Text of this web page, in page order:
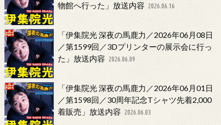
物館へ行った」放送内容 2026.06.16
「伊集院光 深夜の馬鹿力／2026年06月08日
／第1599回／3Dプリンターの展示会に行っ
た」放送内容 2026.06.09
「伊集院光 深夜の馬鹿力／2026年06月01日
／第1598回／30周年記念Tシャツ先着2,000
着販売」放送内容 2026.06.03